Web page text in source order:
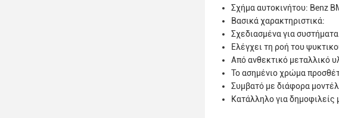
Σχήμα αυτοκινήτου: Benz
Βασικά χαρακτηριστικά:
Σχεδιασμένα για
Ελέγχει τη ροή του
Από ανθεκτικό μεταλλικό
Το ασημένιο χρώμα
Συμβατό με διάφορα
Κατάλληλο για